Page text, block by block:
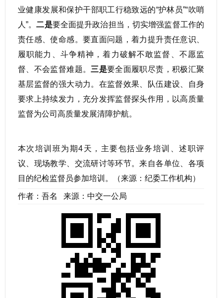
业健康发展和保护干部职工行稳致远的“护林员”“吹哨
人”。二是要全面提升政治担当，切实增强监督工作的
责任感、使命感。要直面问题，着力提升责任意识、
履职能力、斗争精神，着力破解不敢监督、不愿监
督、不会监督难题。 三是要全面履职尽责，积极汇聚
基层监督的强大动力。在监督效果、队伍建设、自身
要求上持续发力，充分发挥监督探头作用，以高质量
监督为公司高质量发展清障护航。
本次培训班为期4天，主要包括业务培训、述职评
议、现场教学、交流研讨等环节。来自各单位、各项
目的纪检监督员参加培训。（来源：纪委工作机构）
作者：吾名 来源：中交一公局